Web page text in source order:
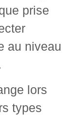
prise
au niveau
lors
types